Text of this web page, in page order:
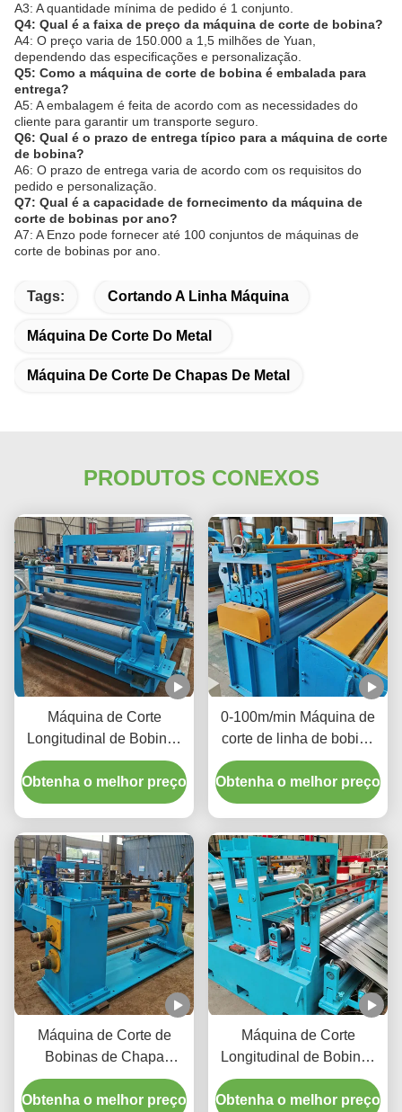
A3: A quantidade mínima de pedido é 1 conjunto.
Q4: Qual é a faixa de preço da máquina de corte de bobina?
A4: O preço varia de 150.000 a 1,5 milhões de Yuan,
dependendo das especificações e personalização.
Q5: Como a máquina de corte de bobina é embalada para
entrega?
A5: A embalagem é feita de acordo com as necessidades do
cliente para garantir um transporte seguro.
Q6: Qual é o prazo de entrega típico para a máquina de corte
de bobina?
A6: O prazo de entrega varia de acordo com os requisitos do
pedido e personalização.
Q7: Qual é a capacidade de fornecimento da máquina de
corte de bobinas por ano?
A7: A Enzo pode fornecer até 100 conjuntos de máquinas de
corte de bobinas por ano.
Tags: Cortando A Linha Máquina
Máquina De Corte Do Metal
Máquina De Corte De Chapas De Metal
PRODUTOS CONEXOS
Máquina de Corte
Longitudinal de Bobinas
de 2000mm 380V 50Hz
Trifásica Aumenta a
Disponibilidade de
Obtenha o melhor preço
0-100m/min Máquina de
corte de linha de bobina
para cortar bobinas de
metal grandes em tiras
mais estreitas
Obtenha o melhor preço
Máquina de Corte de
Bobinas de Chapa
Metálica com Controle de
Tensão, 1600mm,
Obtenha o melhor preço
Máquina de Corte
Longitudinal de Bobinas
de Chapa Metálica para
Operação em Alta
Obtenha o melhor preço